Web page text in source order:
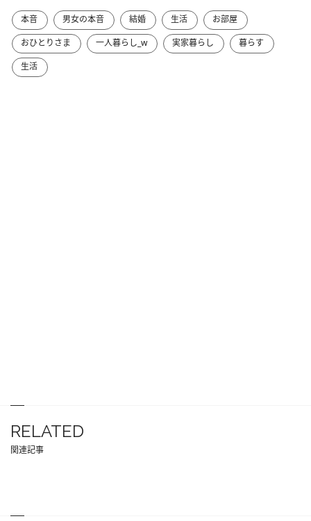
本音 男女の本音 結婚 生活
お部屋
おひとりさま
一人暮らし_w 実家暮らし
暮らす
生活
RELATED
関連記事